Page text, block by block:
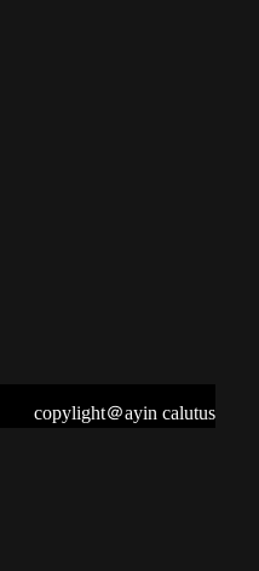
copylight＠ayin calutus